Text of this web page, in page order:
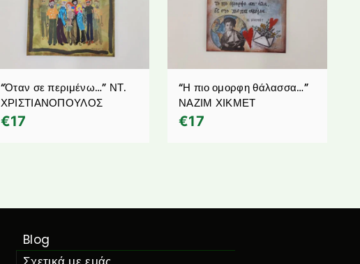
“Όταν σε περιμένω…” ΝΤ.
ΧΡΙΣΤΙΑΝΟΠΟΥΛΟΣ
€17
“Η πιο ομορφη θάλασσα…”
ΝΑΖΙΜ ΧΙΚΜΕΤ
€17
Blog